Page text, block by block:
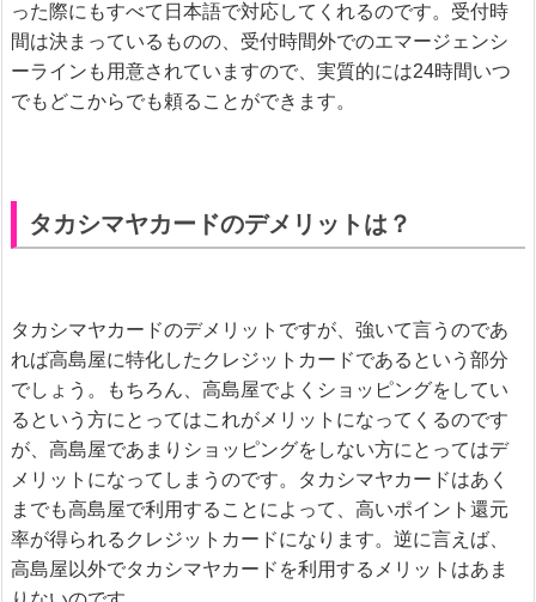
った際にもすべて日本語で対応してくれるのです。受付時
間は決まっているものの、受付時間外でのエマージェンシ
ーラインも用意されていますので、実質的には24時間いつ
でもどこからでも頼ることができます。
タカシマヤカードのデメリットは？
タカシマヤカードのデメリットですが、強いて言うのであ
れば高島屋に特化したクレジットカードであるという部分
でしょう。もちろん、高島屋でよくショッピングをしてい
るという方にとってはこれがメリットになってくるのです
が、高島屋であまりショッピングをしない方にとってはデ
メリットになってしまうのです。タカシマヤカードはあく
までも高島屋で利用することによって、高いポイント還元
率が得られるクレジットカードになります。逆に言えば、
高島屋以外でタカシマヤカードを利用するメリットはあま